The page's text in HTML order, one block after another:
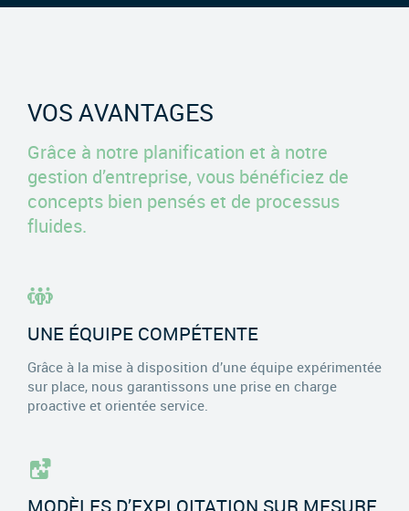
VOS AVANTAGES
Grâce à notre planification et à notre
gestion d’entreprise, vous bénéficiez de
concepts bien pensés et de processus
fluides.
UNE ÉQUIPE COMPÉTENTE
Grâce à la mise à disposition d’une équipe expérimentée
sur place, nous garantissons une prise en charge
proactive et orientée service.